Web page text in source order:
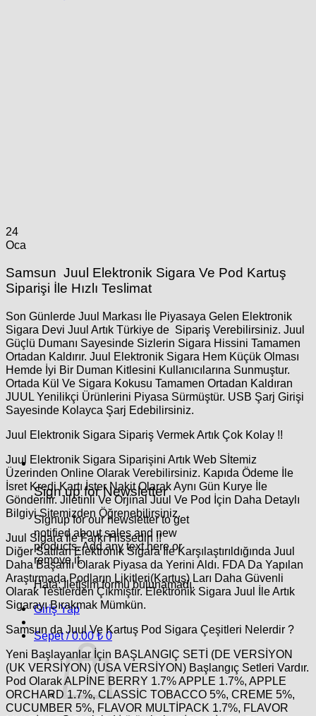
Sign up for Newsletter
Signup for our newsletter to get
notified about sales and new
products. Add any text here or
remove it.
Hata:İletişim formu bulunamadı.
Giriş Yap
Sepet /0.00₺ 0
24
Oca
Samsun Juul Elektronik Sigara Ve Pod Kartuş
Siparişi İle Hızlı Teslimat
Son Günlerde Juul Markası İle Piyasaya Gelen Elektronik
Sigara Devi Juul Artık Türkiye de Sipariş Verebilirsiniz. Juul
Güçlü Dumanı Sayesinde Sizlerin Sigara Hissini Tamamen
Ortadan Kaldırır. Juul Elektronik Sigara Hem Küçük Olması
Hemde İyi Bir Duman Kitlesini Kullanıcılarına Sunmuştur.
Ortada Kül Ve Sigara Kokusu Tamamen Ortadan Kaldıran
JUUL Yenilikçi Ürünlerini Piyasa Sürmüştür. USB Şarj Girişi
Sayesinde Kolayca Şarj Edebilirsiniz.
Juul Elektronik Sigara Sipariş Vermek Artık Çok Kolay !!
Juul Elektronik Sigara Siparişini Artık Web Sİtemiz
Üzerinden Online Olarak Verebilirsiniz. Kapıda Ödeme İle
İsret Kredi Kartı İster Nakit Olarak Aynı Gün Kurye İle
Gönderilir. Jiletinli Ve Orjinal Juul Ve Pod İçin Daha Detaylı
Bilgiyi Sitemizden Öğrenebilirsiniz.
Juul Sigara İle Farkı Hissedin !!
Diğer Satılan Elektronik Sigara İle Karşılaştırıldığında Juul
Daha Başarılı Olarak Piyasa da Yerini Aldı. FDA Da Yapılan
Araştırmada Podların Likitleri(Kartuş) Ları Daha Güvenli
Olarak Testlerden Çıkmıştır. Elektronik Sigara Juul İle Artık
Sigarayı Bırakmak Mümkün.
Samsun da Juul Ve Kartuş Pod Sigara Çeşitleri Nelerdir ?
Yeni Başlayanlar İçin BAŞLANGIÇ SETİ (DE VERSİYON
(UK VERSİYON) (USA VERSİYON) Başlangıç Setleri Vardır.
Pod Olarak ALPİNE BERRY 1.7% APPLE 1.7%, APPLE
ORCHARD 1.7%, CLASSİC TOBACCO 5%, CREME 5%,
CUCUMBER 5%, FLAVOR MULTİPACK 1.7%, FLAVOR